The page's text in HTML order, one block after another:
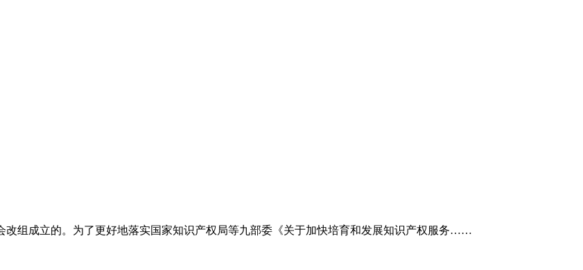
改组成立的。为了更好地落实国家知识产权局等九部委《关于加快培育和发展知识产权服务……